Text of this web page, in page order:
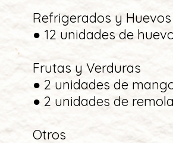
Refrigerados y Huevos
● 12 unidades de
Frutas y Verduras
● 2 unidades de
● 2 unidades de
Otros